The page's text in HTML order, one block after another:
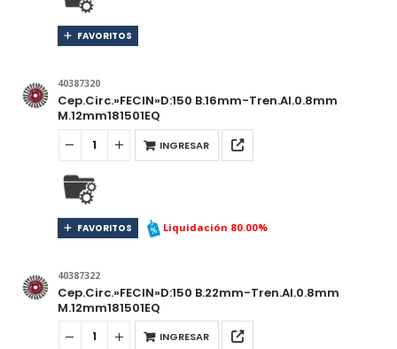
FAVORITOS
40387320
Cep.Circ.»FECIN»D:150 B.16mm-Tren.Al.0.8mm
M.12mm181501EQ
INGRESAR
FAVORITOS Liquidación 80.00%
40387322
Cep.Circ.»FECIN»D:150 B.22mm-Tren.Al.0.8mm
M.12mm181501EQ
INGRESAR